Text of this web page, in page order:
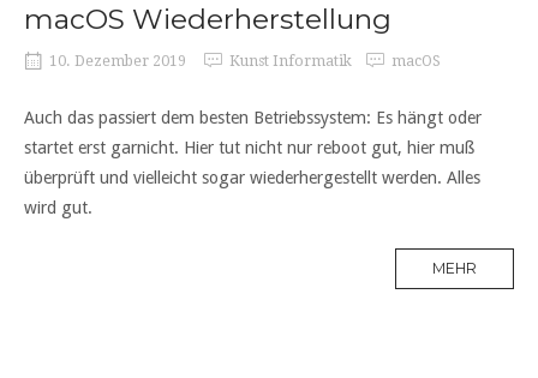
macOS Wiederherstellung
10. Dezember 2019 Kunst Informatik macOS
Auch das passiert dem besten Betriebssystem: Es hängt oder
startet erst garnicht. Hier tut nicht nur reboot gut, hier muß
überprüft und vielleicht sogar wiederhergestellt werden. Alles
wird gut.
MEHR